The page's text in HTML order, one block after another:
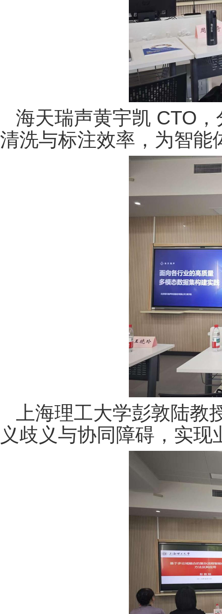
海天瑞声黄宇凯 CTO
清洗与标注效率，为智能
上海理工大学彭敦陆
义歧义与协同障碍，实